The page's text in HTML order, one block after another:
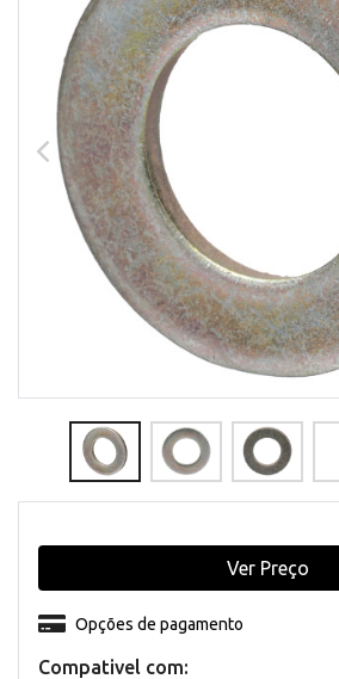
Compativel com:
Opções de pagamento
Ver Preço